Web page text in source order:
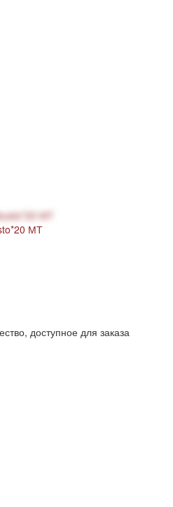
МТ
доступное для заказа